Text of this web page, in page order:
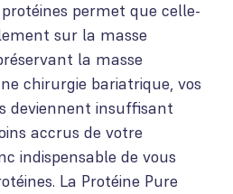
permet que celle-
sur la masse
la masse
chirurgie bariatrique, vos
deviennent insuffisant
accrus de votre
indispensable de vous
La Protéine Pure